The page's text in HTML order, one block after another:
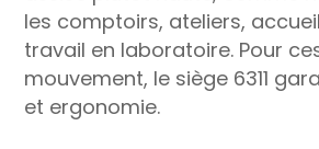
les comptoirs, ateliers,
travail en laboratoire. Pour
mouvement, le siège 6311
et ergonomie.